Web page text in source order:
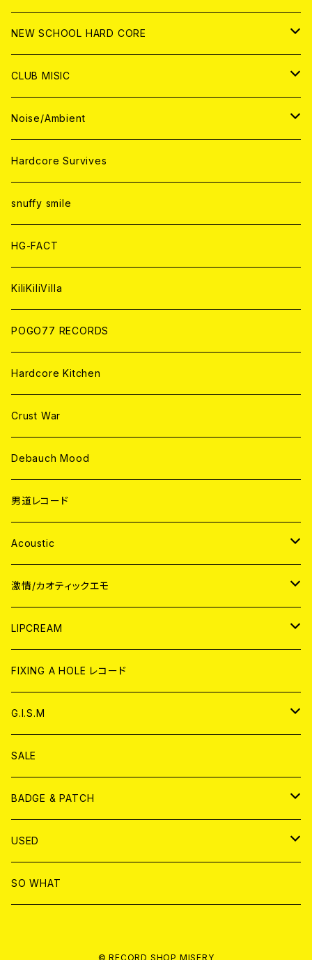
CD
ANALOG
CD
ANALOG
CD
ANALOG
WORLD
CD
ANALOG
JAPAN
CD
ANALOG
WORLD
CD
ANALOG
NEW SCHOOL HARD CORE
JAPAN
CD
ANALOG
WORLD
CD
ANALOG
CLUB MISIC
JAPAN
CD
ANALOG
WORLD
CD
ANALOG
Noise/Ambient
JAPAN
CD
ANALOG
WORLD
CD
ANALOG
Hardcore Survives
snuffy smile
HG-FACT
KiliKiliVilla
POGO77 RECORDS
Hardcore Kitchen
Crust War
Debauch Mood
男道レコード
Acoustic
JAPAN
CD
ANALOG
WORLD
CD
ANALOG
激情/カオティックエモ
JAPAN
CD
ANALOG
WORLD
CD
ANALOG
LIPCREAM
CD
アナログ
DVD
T-shirt & WEAR
FIXING A HOLE レコード
G.I.S.M
CD
ANALOG
T-SHIRT & WEAR
DVD
SALE
BADGE & PATCH
BADGE
PATCH
USED
書籍
SO WHAT
© RECORD SHOP MISERY